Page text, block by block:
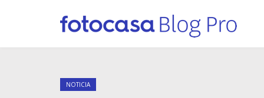
NOTICIA